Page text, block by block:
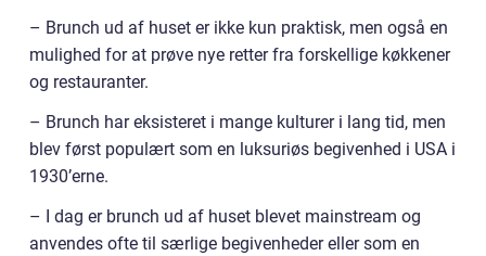
– Brunch ud af huset er ikke kun praktisk, men også en
mulighed for at prøve nye retter fra forskellige køkkener
og restauranter.
– Brunch har eksisteret i mange kulturer i lang tid, men
blev først populært som en luksuriøs begivenhed i USA i
1930’erne.
– I dag er brunch ud af huset blevet mainstream og
anvendes ofte til særlige begivenheder eller som en